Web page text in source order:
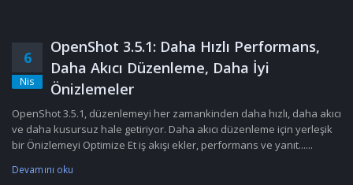
6
Nis
OpenShot 3.5.1: Daha Hızlı Performans,
Daha Akıcı Düzenleme, Daha İyi
Önizlemeler
OpenShot 3.5.1, düzenlemeyi her zamankinden daha hızlı, daha akıcı
ve daha kusursuz hale getiriyor. Daha akıcı düzenleme için yerleşik
bir Önizlemeyi Optimize Et iş akışı ekler, performans ve yanıt......
Devamını oku